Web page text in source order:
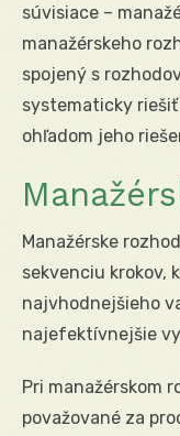
súvisiace –
manažérskeho
spojený s
systematicky
ohľadom jeho
Manažérske
sekvenciu krokov,
najvhodnejšieho
najefektívnejšie
Pri manažérskom
považované za